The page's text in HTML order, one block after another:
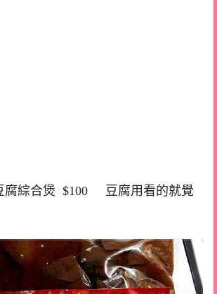
腐綜合煲 $100 豆腐用看的就覺